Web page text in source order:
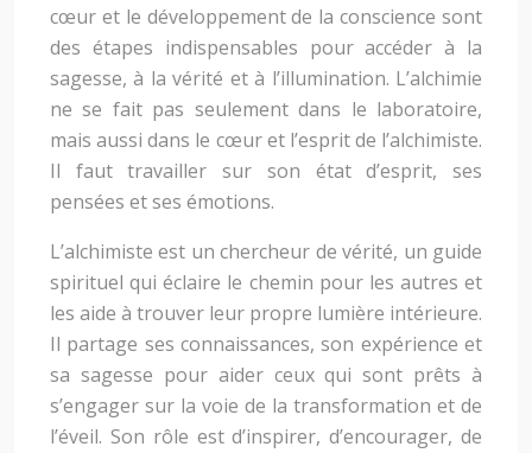
cœur et le développement de la conscience sont
des étapes indispensables pour accéder à la
sagesse, à la vérité et à l’illumination. L’alchimie
ne se fait pas seulement dans le laboratoire,
mais aussi dans le cœur et l’esprit de l’alchimiste.
Il faut travailler sur son état d’esprit, ses
pensées et ses émotions.
L’alchimiste est un chercheur de vérité, un guide
spirituel qui éclaire le chemin pour les autres et
les aide à trouver leur propre lumière intérieure.
Il partage ses connaissances, son expérience et
sa sagesse pour aider ceux qui sont prêts à
s’engager sur la voie de la transformation et de
l’éveil. Son rôle est d’inspirer, d’encourager, de